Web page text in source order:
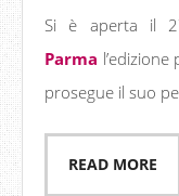
Si è aperta il
Parma
prosegue il suo
READ MORE